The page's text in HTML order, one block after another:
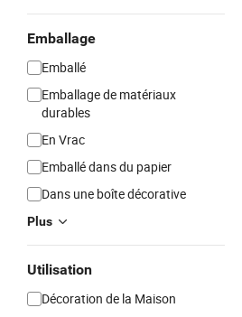
Emballage
Emballé
Emballage de matériaux
durables
En Vrac
Emballé dans du papier
Dans une boîte décorative
Plus
Utilisation
Décoration de la Maison